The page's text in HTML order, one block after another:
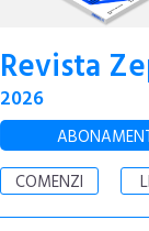
Revista
2026
COMENZI